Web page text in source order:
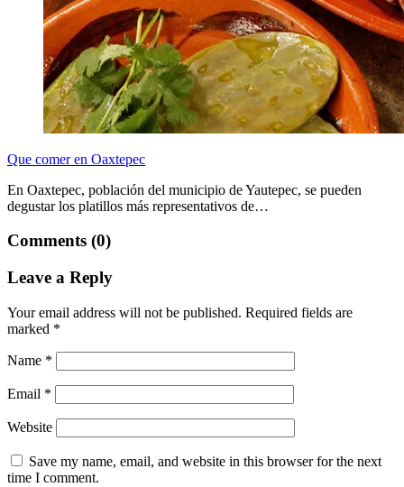
Que comer en Oaxtepec
En Oaxtepec, población del municipio de Yautepec, se pueden
degustar los platillos más representativos de…
Comments (0)
Leave a Reply
Your email address will not be published. Required fields are
marked *
Name *
Email *
Website
Save my name, email, and website in this browser for the next
time I comment.